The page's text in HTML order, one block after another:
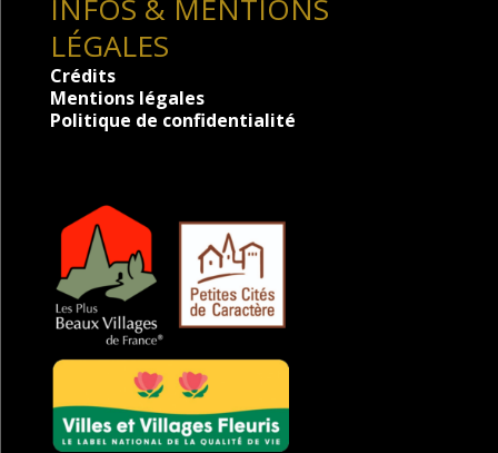
INFOS & MENTIONS
LÉGALES
Crédits
Mentions légales
Politique de confidentialité